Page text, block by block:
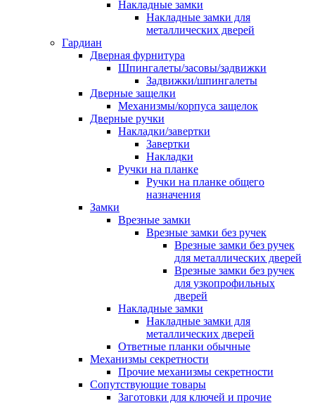
Накладные замки
Накладные замки для
металлических дверей
Гардиан
Дверная фурнитура
Шпингалеты/засовы/задвижки
Задвижки/шпингалеты
Дверные защелки
Механизмы/корпуса защелок
Дверные ручки
Накладки/завертки
Завертки
Накладки
Ручки на планке
Ручки на планке общего
назначения
Замки
Врезные замки
Врезные замки без ручек
Врезные замки без ручек
для металлических дверей
Врезные замки без ручек
для узкопрофильных
дверей
Накладные замки
Накладные замки для
металлических дверей
Ответные планки обычные
Механизмы секретности
Прочие механизмы секретности
Сопутствующие товары
Заготовки для ключей и прочие